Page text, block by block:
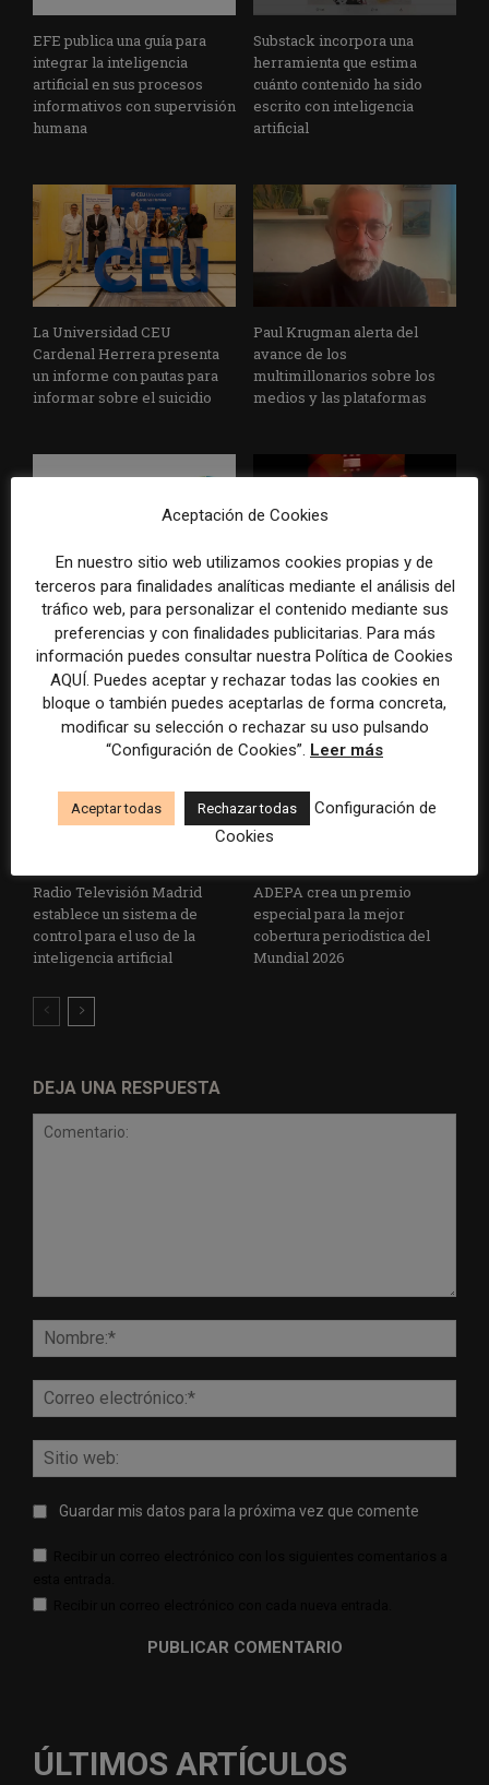
EFE publica una guía para
integrar la inteligencia
artificial en sus procesos
informativos con supervisión
humana
Substack incorpora una
herramienta que estima
cuánto contenido ha sido
escrito con inteligencia
artificial
La Universidad CEU
Cardenal Herrera presenta
un informe con pautas para
informar sobre el suicidio
Paul Krugman alerta del
avance de los
multimillonarios sobre los
medios y las plataformas
La Marea cierra 2025 con
superávit, pero su
cooperativa pierde 38.542
euros
El Premio Gabo 2026
reconoce cinco historias de
Brasil, España y El Salvador
sobre el poder, la memoria y
la violencia
Radio Televisión Madrid
establece un sistema de
control para el uso de la
inteligencia artificial
ADEPA crea un premio
especial para la mejor
cobertura periodística del
Mundial 2026
DEJA UNA RESPUESTA
Guardar mis datos para la próxima vez que comente
ÚLTIMOS ARTÍCULOS
Aceptación de Cookies
En nuestro sitio web utilizamos cookies propias y de
terceros para finalidades analíticas mediante el análisis del
tráfico web, para personalizar el contenido mediante sus
preferencias y con finalidades publicitarias. Para más
información puedes consultar nuestra Política de Cookies
AQUÍ. Puedes aceptar y rechazar todas las cookies en
bloque o también puedes aceptarlas de forma concreta,
modificar su selección o rechazar su uso pulsando
“Configuración de Cookies”. Leer más
Aceptar todas Rechazar todas
Configuración de
Cookies